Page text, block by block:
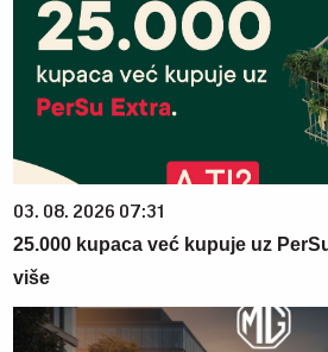
03. 08. 2026 07:31
25.000 kupaca već kupuje uz
više